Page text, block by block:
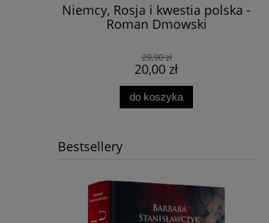
Niemcy, Rosja i kwestia polska -
Roman Dmowski
29,90 zł
20,00 zł
do koszyka
Bestsellery